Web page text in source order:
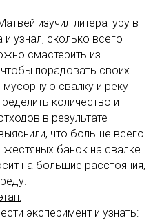
изучил литературу в
и узнал, сколько всего
смастерить из
порадовать своих
мусорную свалку и реку
количество и
в результате
что больше всего
жестяных банок на свалке.
на большие расстояния,
эксперимент и узнать: